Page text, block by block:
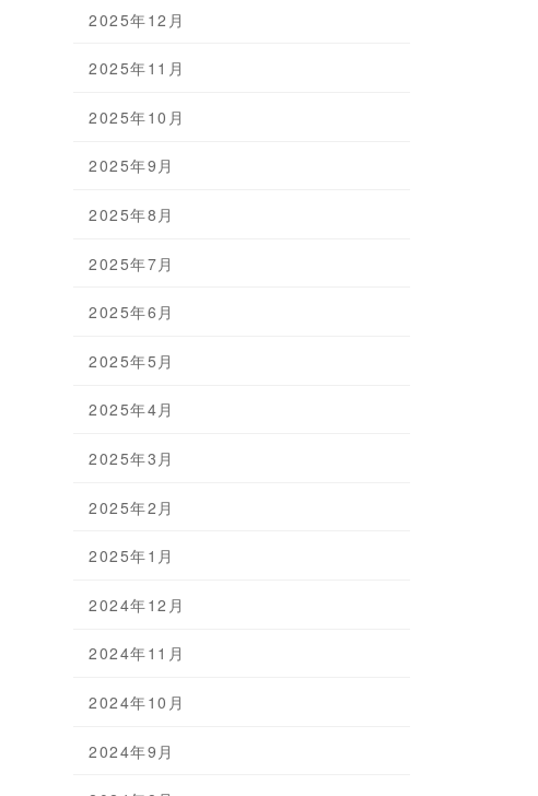
2025年12月
2025年11月
2025年10月
2025年9月
2025年8月
2025年7月
2025年6月
2025年5月
2025年4月
2025年3月
2025年2月
2025年1月
2024年12月
2024年11月
2024年10月
2024年9月